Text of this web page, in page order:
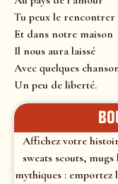
Tu peux le rencontrer
Et dans notre maison
Il nous aura laissé
Avec quelques
Un peu de liberté.
Affichez votre
sweats scouts,
mythiques : emportez